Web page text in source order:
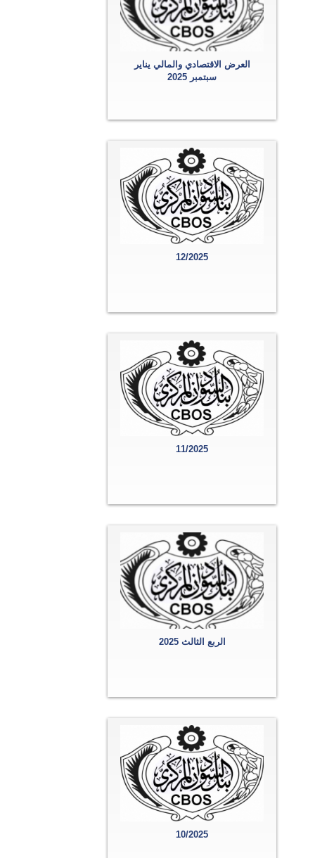
العرض الاقتصادي والمالي يناير
سبتمبر 2025
12/2025
11/2025
الربع الثالث 2025
10/2025